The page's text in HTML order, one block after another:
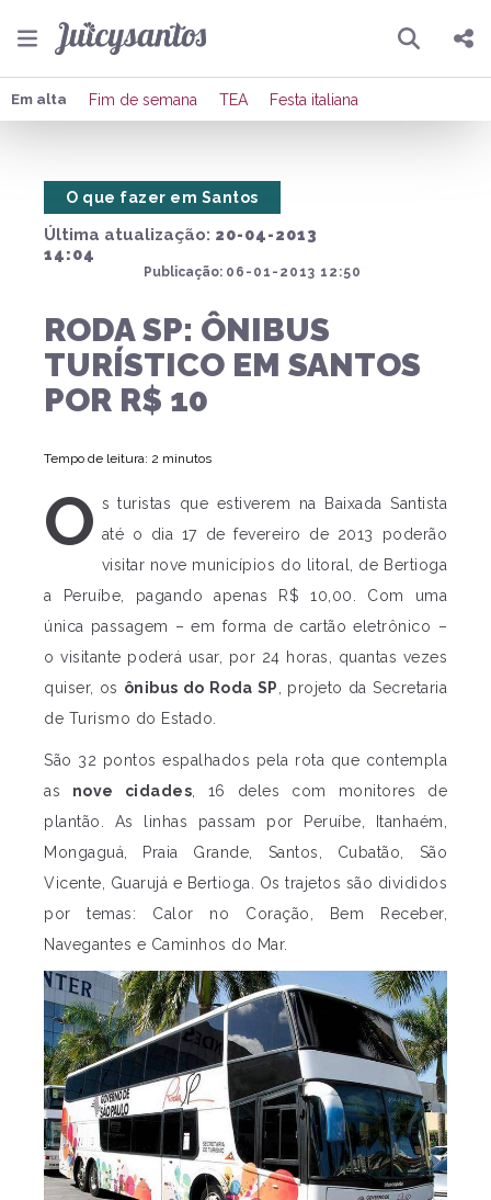
Pesquisar
Compartilhar
Em alta Fim de semana TEA Festa italiana
Última atualização: 20-04-2013
14:04
Publicação: 06-01-2013 12:50
O que fazer em Santos
RODA SP: ÔNIBUS
TURÍSTICO EM SANTOS
POR R$ 10
Tempo de leitura: 2 minutos
O s turistas que estiverem na Baixada Santista
até o dia 17 de fevereiro de 2013 poderão
visitar nove municípios do litoral, de Bertioga
a Peruíbe, pagando apenas R$ 10,00. Com uma
única passagem – em forma de cartão eletrônico –
o visitante poderá usar, por 24 horas, quantas vezes
quiser, os ônibus do Roda SP
, projeto da Secretaria
de Turismo do Estado.
São 32 pontos espalhados pela rota que contempla
as nove cidades , 16 deles com monitores de
plantão. As linhas passam por Peruíbe, Itanhaém,
Mongaguá, Praia Grande, Santos, Cubatão, São
Vicente, Guarujá e Bertioga. Os trajetos são divididos
por temas: Calor no Coração, Bem Receber,
Navegantes e Caminhos do Mar.